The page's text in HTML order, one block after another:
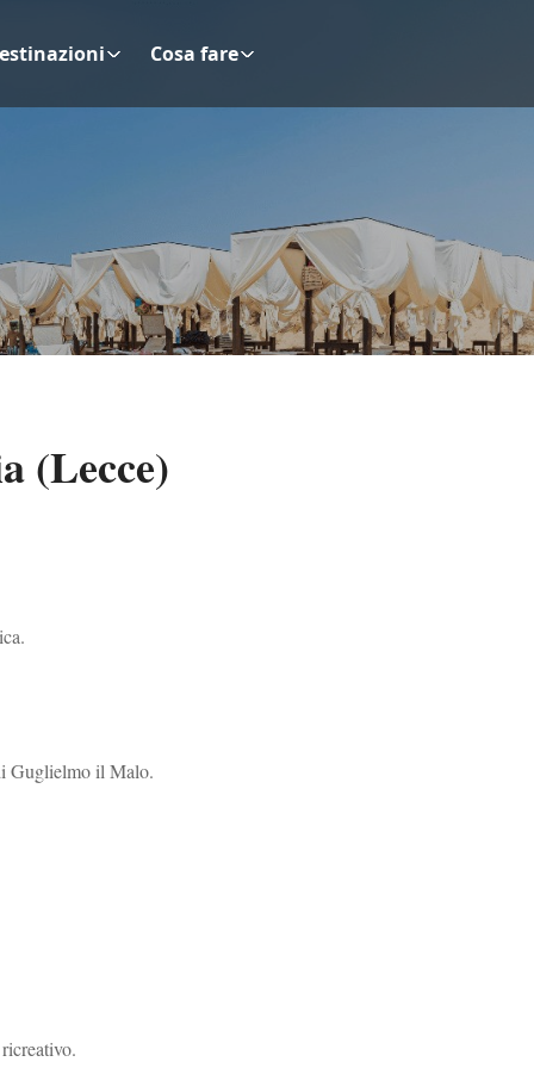
Cosa fare
(Lecce)
Guglielmo il Malo.